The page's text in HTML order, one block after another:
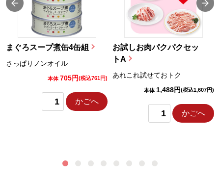
まぐろスープ煮缶4缶組
さっぱりノンオイル
本体 705円(税込761円)
かごへ
お試しお肉パクパクセッ
トA
あれこれ試せておトク
本体 1,488円(税込1,607円)
かごへ